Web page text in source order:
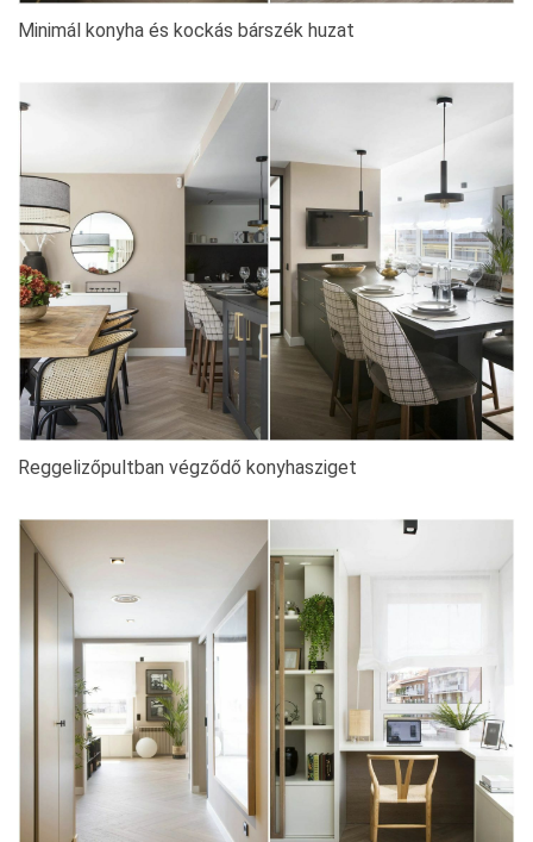
Minimál konyha és kockás bárszék huzat
Reggelizőpultban végződő konyhasziget